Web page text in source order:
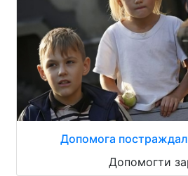
Допомога
Допомогти